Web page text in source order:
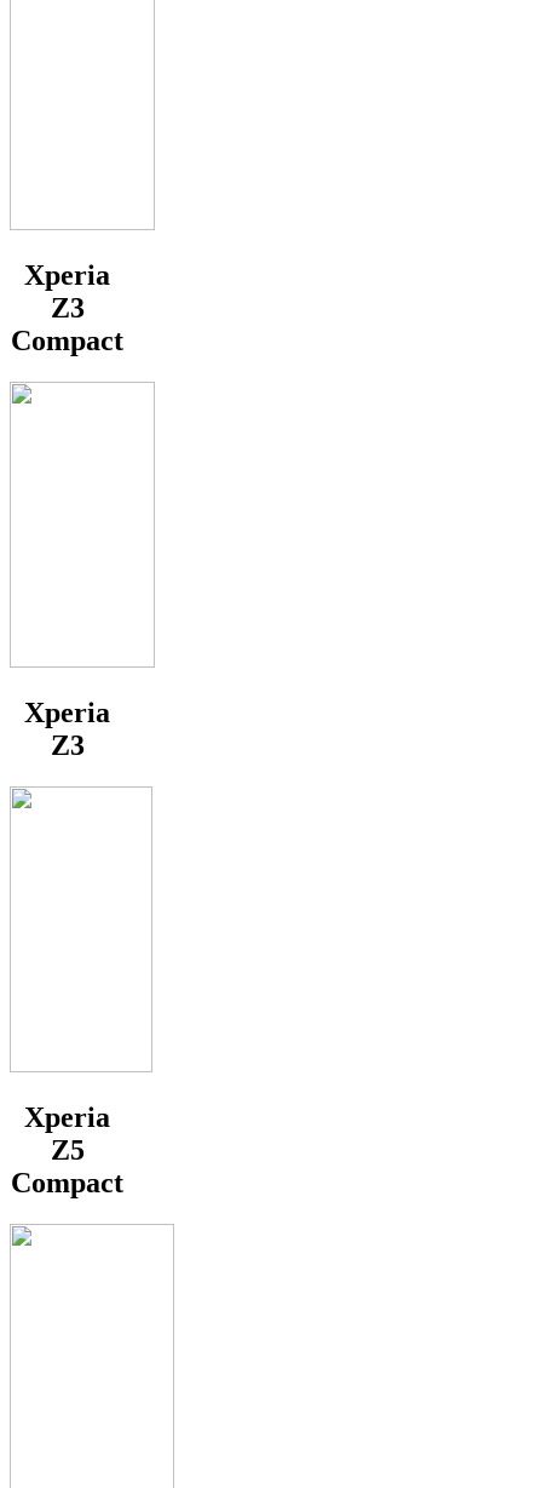
Xperia
Z3
Compact
Xperia
Z3
Xperia
Z5
Compact